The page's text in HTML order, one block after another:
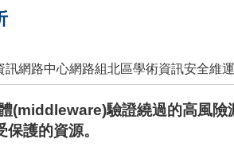
網路中心網路組北區學術資訊安全維
(middleware)驗證繞過的高風
護的資源。